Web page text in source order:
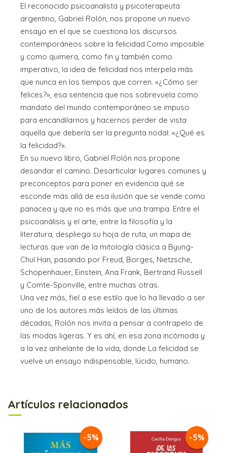
El reconocido psicoanalista y psicoterapeuta
argentino, Gabriel Rolón, nos propone un nuevo
ensayo en el que se cuestiona los discursos
contemporáneos sobre la felicidad.Como imposible
y como quimera, como fin y también como
imperativo, la idea de felicidad nos interpela más
que nunca en los tiempos que corren. «¿Cómo ser
felices?», esa sentencia que nos sobrevuela como
mandato del mundo contemporáneo se impuso
para encandilarnos y hacernos perder de vista
aquella que debería ser la pregunta nodal: «¿Qué es
la felicidad?».
En su nuevo libro, Gabriel Rolón nos propone
desandar el camino. Desarticular lugares comunes y
preconceptos para poner en evidencia qué se
esconde más allá de esa ilusión que se vende como
panacea y que no es más que una trampa. Entre el
psicoanálisis y el arte, entre la filosofía y la
literatura, despliega su hoja de ruta, un mapa de
lecturas que van de la mitología clásica a Byung-
Chul Han, pasando por Freud, Borges, Nietzsche,
Schopenhauer, Einstein, Ana Frank, Bertrand Russell
y Comte-Sponville, entre muchas otras.
Una vez más, fiel a ese estilo que lo ha llevado a ser
uno de los autores más leídos de las últimas
décadas, Rolón nos invita a pensar a contrapelo de
las modas ligeras. Y es ahí, en esa zona incómoda y
a la vez anhelante de la vida, donde La felicidad se
vuelve un ensayo indispensable, lúcido, humano.
Artículos relacionados
-5% -5%